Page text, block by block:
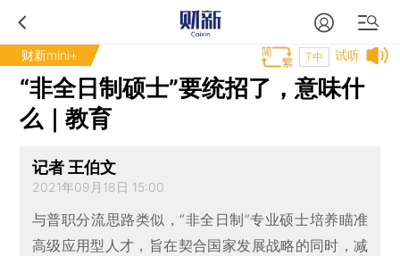
财新mini+ 试听
T中
“非全日制硕士”要统招了，意味什
么｜教育
记者 王伯文
2021年09月18日 15:00
与普职分流思路类似，“非全日制”专业硕士培养瞄准
高级应用型人才，旨在契合国家发展战略的同时，减